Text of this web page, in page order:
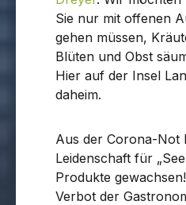
Sie nur mit offenen
gehen müssen,
Blüten und Obst
Hier auf der Insel
daheim.
Aus der Corona-Not
Leidenschaft für
Produkte
Verbot der